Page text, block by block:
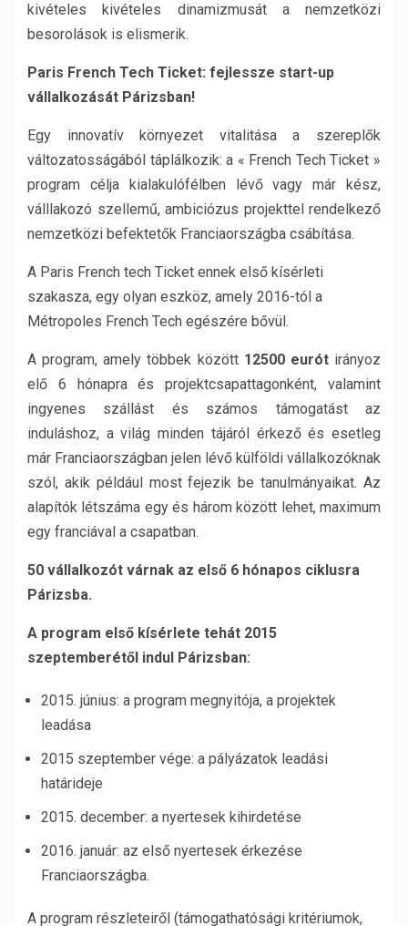
kivételes kivételes dinamizmusát a nemzetközi
besorolások is elismerik.
Paris French Tech Ticket: fejlessze start-up
vállalkozását Párizsban!
Egy innovatív környezet vitalitása a szereplők
változatosságából táplálkozik: a « French Tech Ticket »
program célja kialakulófélben lévő vagy már kész,
válllakozó szellemű, ambiciózus projekttel rendelkező
nemzetközi befektetők Franciaországba csábítása.
A Paris French tech Ticket ennek első kísérleti
szakasza, egy olyan eszköz, amely 2016-tól a
Métropoles French Tech egészére bővül.
A program, amely többek között 12500 eurótirányoz
elő 6 hónapra és projektcsapattagonként, valamint
ingyenes szállást és számos támogatást az
induláshoz, a világ minden tájáról érkező és esetleg
már Franciaországban jelen lévő külföldi vállalkozóknak
szól, akik például most fejezik be tanulmányaikat. Az
alapítók létszáma egy és három között lehet, maximum
egy franciával a csapatban.
50 vállalkozót várnak az első 6 hónapos ciklusra
Párizsba.
A program első kísérlete tehát 2015
szeptemberétől indul Párizsban:
2015. június: a program megnyitója, a projektek
leadása
2015 szeptember vége: a pályázatok leadási
határideje
2015. december: a nyertesek kihirdetése
2016. január: az első nyertesek érkezése
Franciaországba.
A program részleteiről (támogathatósági kritériumok,